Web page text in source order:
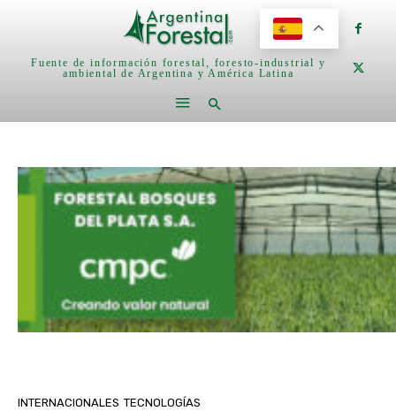
Fuente de información forestal, foresto-industrial y
ambiental de Argentina y América Latina
INTERNACIONALES TECNOLOGÍAS